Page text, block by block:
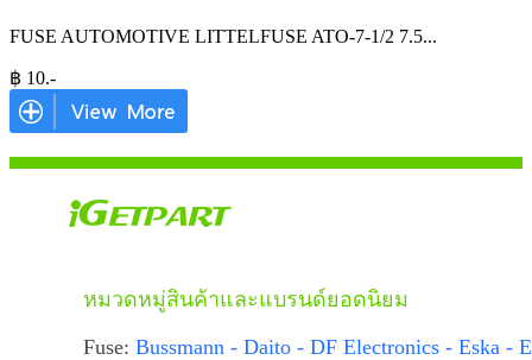
FUSE AUTOMOTIVE LITTELFUSE ATO-7-1/2 7.5...
฿ 10.-
หมวดหมู่สินค้าและแบรนด์ยอดนิยม
Fuse: Bussmann - Daito - DF Electronics - Eska -